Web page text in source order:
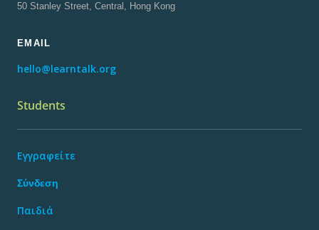
50 Stanley Street, Central, Hong Kong
EMAIL
hello@learntalk.org
Students
Εγγραφείτε
Σύνδεση
Παιδιά